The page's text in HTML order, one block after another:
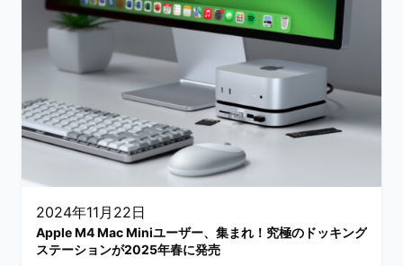
2024年11月22日
Apple M4 Mac Miniユーザー、集まれ！究極のドッキング
ステーションが2025年春に発売